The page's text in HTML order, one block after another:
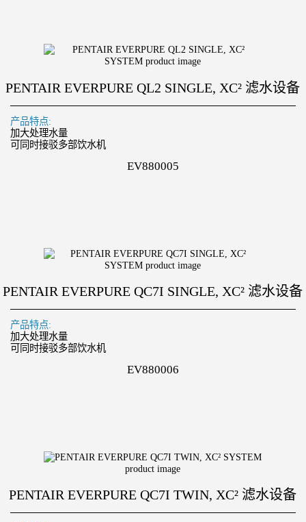
PENTAIR EVERPURE QL2 SINGLE, XC² 滤水设备
产品特点:
加大处理水量
可同时接驳多部饮水机
EV880005
PENTAIR EVERPURE QC7I SINGLE, XC² 滤水设备
产品特点:
加大处理水量
可同时接驳多部饮水机
EV880006
PENTAIR EVERPURE QC7I TWIN, XC² 滤水设备